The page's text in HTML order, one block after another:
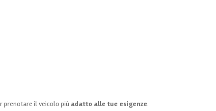
prenotare il veicolo più adatto alle tue esigenze.